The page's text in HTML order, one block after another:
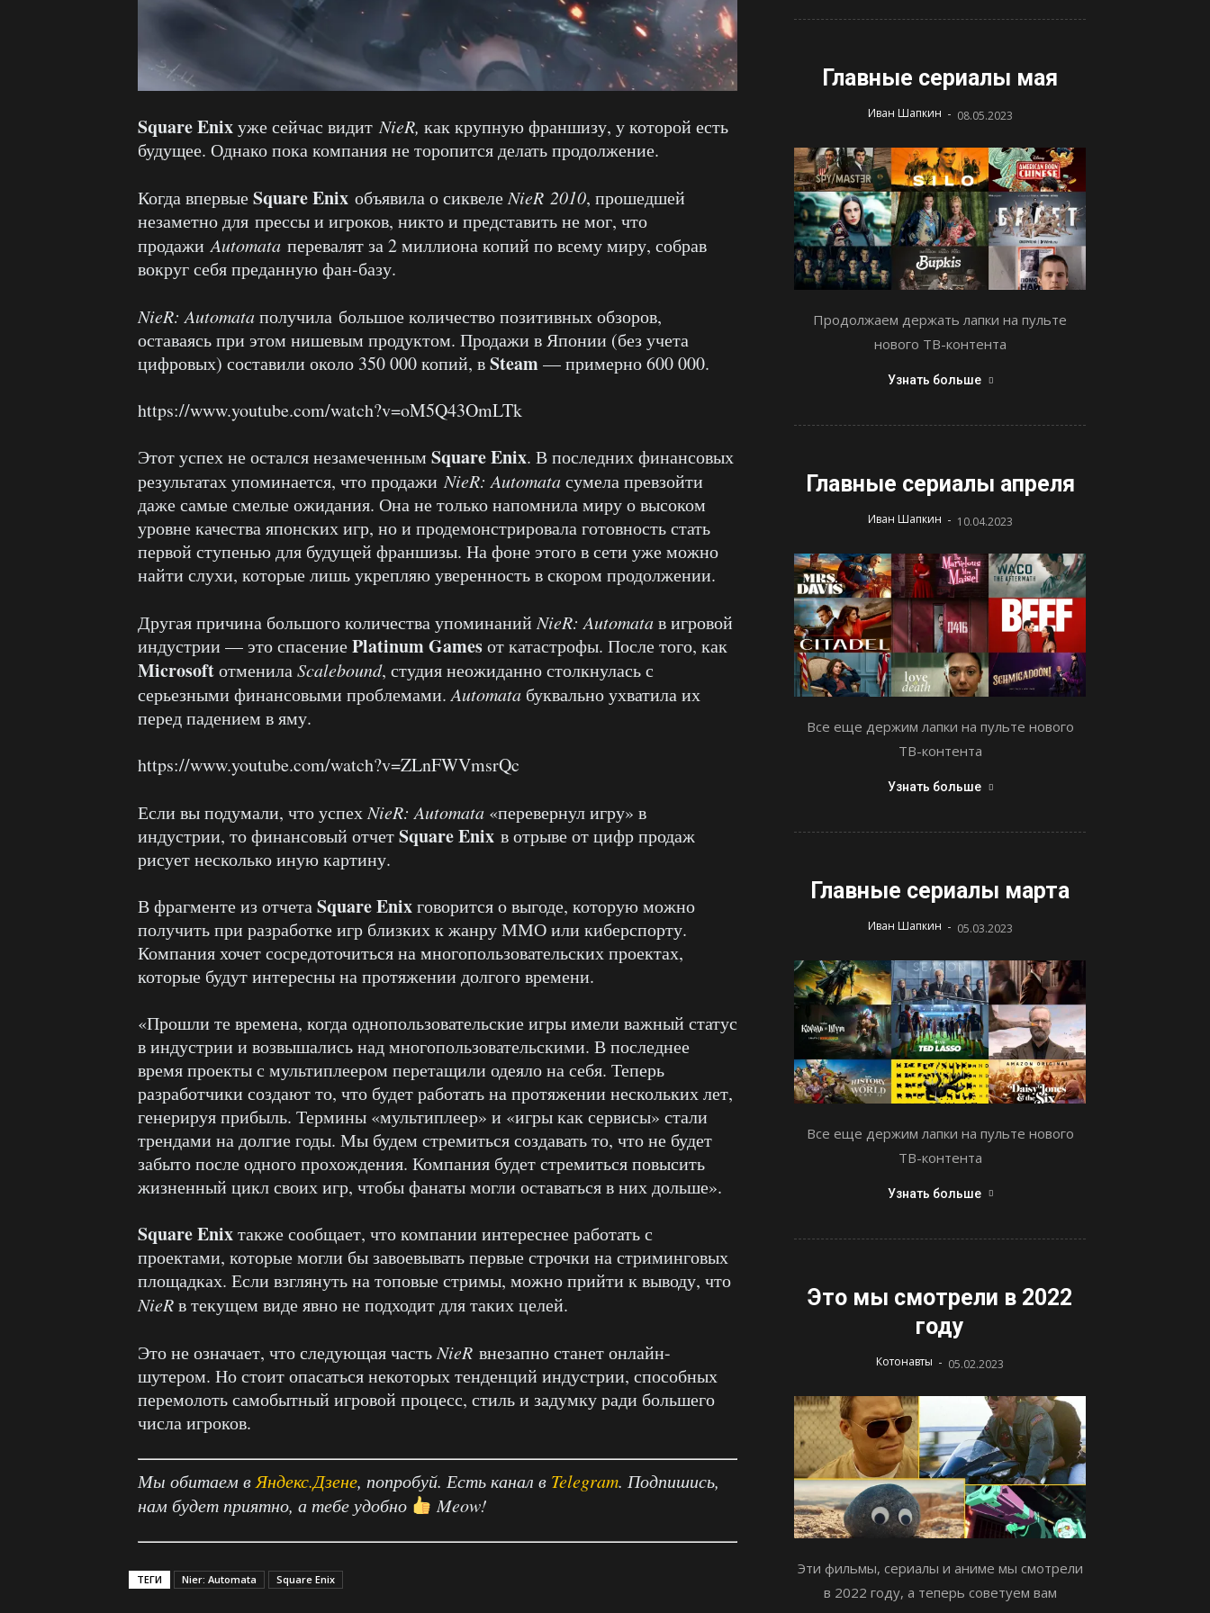
Square Enixуже сейчас видит NieR, как крупную франшизу, у которой есть
будущее. Однако пока компания не торопится делать продолжение.
Когда впервыеSquare Enix объявила о сиквелеNieR 2010, прошедшей
незаметно для прессы и игроков, никто и представить не мог, что
продажиAutomata перевалят за 2 миллиона копий по всему миру, собрав
вокруг себя преданную фан-базу.
NieR: Automataполучила большое количество позитивных обзоров,
оставаясь при этом нишевым продуктом. Продажи в Японии (без учета
цифровых) составили около 350 000 копий, вSteam— примерно 600 000.
https://www.youtube.com/watch?v=oM5Q43OmLTk
Этот успех не остался незамеченным Square Enix. В последних финансовых
результатах упоминается, что продажиNieR: Automataсумела превзойти
даже самые смелые ожидания. Она не только напомнила миру о высоком
уровне качества японских игр, но и продемонстрировала готовность стать
первой ступенью для будущей франшизы. На фоне этого в сети уже можно
найти слухи, которые лишь укрепляю уверенность в скором продолжении.
Другая причина большого количества упоминанийNieR: Automataв игровой
индустрии — это спасениеPlatinum Gamesот катастрофы. После того, как
MicrosoftотменилаScalebound, студия неожиданно столкнулась с
серьезными финансовыми проблемами.Automata буквально ухватила их
перед падением в яму.
https://www.youtube.com/watch?v=ZLnFWVmsrQc
Если вы подумали, что успехNieR: Automata «перевернул игру» в
индустрии, то финансовый отчетSquare Enix в отрыве от цифр продаж
рисует несколько иную картину.
В фрагменте из отчетаSquare Enixговорится о выгоде, которую можно
получить при разработке игр близких к жанру ММО или киберспорту.
Компания хочет сосредоточиться на многопользовательских проектах,
которые будут интересны на протяжении долгого времени.
«Прошли те времена, когда однопользовательские игры имели важный статус
в индустрии и возвышались над многопользовательскими. В последнее
время проекты с мультиплеером перетащили одеяло на себя. Теперь
разработчики создают то, что будет работать на протяжении нескольких лет,
генерируя прибыль. Термины «мультиплеер» и «игры как сервисы» стали
трендами на долгие годы. Мы будем стремиться создавать то, что не будет
забыто после одного прохождения. Компания будет стремиться повысить
жизненный цикл своих игр, чтобы фанаты могли оставаться в них дольше».
Square Enixтакже сообщает, что компании интереснее работать с
проектами, которые могли бы завоевывать первые строчки на стриминговых
площадках. Если взглянуть на топовые стримы, можно прийти к выводу, что
NieRв текущем виде явно не подходит для таких целей.
Это не означает, что следующая частьNieR внезапно станет онлайн-
шутером. Но стоит опасаться некоторых тенденций индустрии, способных
перемолоть самобытный игровой процесс, стиль и задумку ради большего
числа игроков.
Мы обитаем в Яндекс.Дзене, попробуй. Есть канал в Telegram. Подпишись,
нам будет приятно, а тебе удобно
Meow!
ТЕГИ Nier: Automata Square Enix
Главные сериалы мая
Иван Шапкин - 08.05.2023
Продолжаем держать лапки на пульте
нового ТВ-контента
Узнать больше
Главные сериалы апреля
Иван Шапкин - 10.04.2023
Все еще держим лапки на пульте нового
ТВ-контента
Узнать больше
Главные сериалы марта
Иван Шапкин - 05.03.2023
Все еще держим лапки на пульте нового
ТВ-контента
Узнать больше
Это мы смотрели в 2022
году
Котонавты - 05.02.2023
Эти фильмы, сериалы и аниме мы смотрели
в 2022 году, а теперь советуем вам